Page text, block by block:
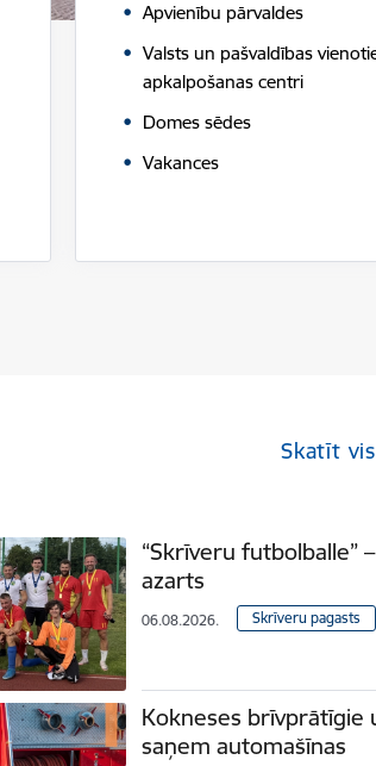
Apvienību pārvaldes
Valsts un pašvaldības
apkalpošanas centri
Domes sēdes
Vakances
Skatīt
“Skrīveru futbolballe”
azarts
06.08.2026. Skrīveru pagasts
Kokneses brīvprātīgie
saņem automašīnas